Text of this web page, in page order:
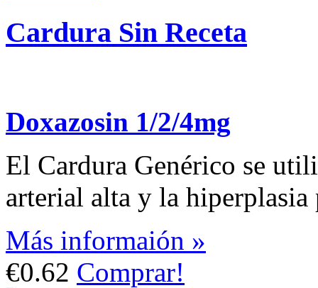
Cardura Sin Receta
Doxazosin 1/2/4mg
El Cardura Genérico se
arterial alta y la
Más informaión »
€0.62 Comprar!